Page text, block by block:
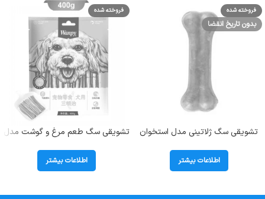
فروخته شده
بدون تاریخ انقضا
تشویقی سگ ژلاتینی مدل استخوان
اطلاعات بیشتر
فروخته شده
تشویقی سگ طعم مرغ و گوشت مدل
اطلاعات بیشتر